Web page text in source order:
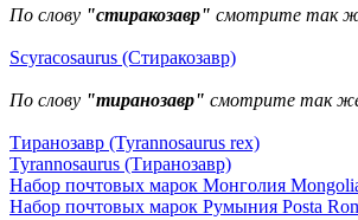
По слову "стиракозавр" смотрите так
Scyracosaurus (Стиракозавр)
По слову "тиранозавр" смотрите так
Тиранозавр (Tyrannosaurus rex)
Tyrannosaurus (Тиранозавр)
Набор почтовых марок Монголия
Набор почтовых марок Румыния Posta